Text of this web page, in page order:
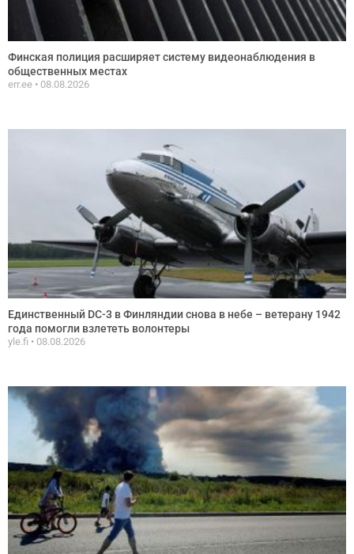
Финская полиция расширяет систему видеонаблюдения в
общественных местах
err.ee 08.08.2026
Единственный DC-3 в Финляндии снова в небе – ветерану 1942
года помогли взлететь волонтеры
yle.fi 08.08.2026